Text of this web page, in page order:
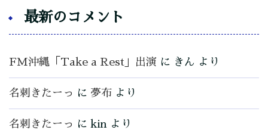
最新のコメント
FM沖縄「Take a Rest」出演 に きん より
名刺きたーっ に 夢布 より
名刺きたーっ に kin より